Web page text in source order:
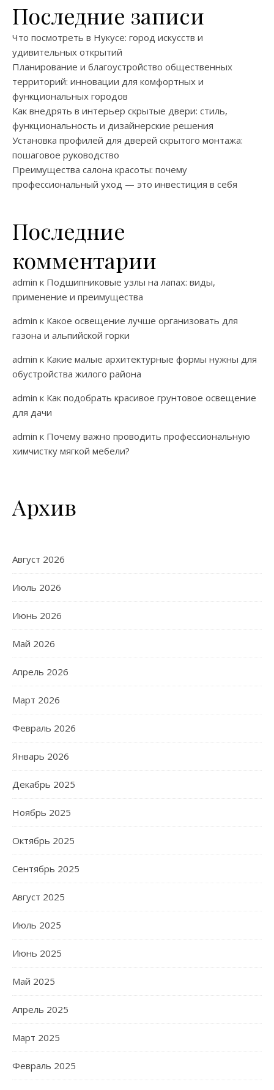
Последние записи
Что посмотреть в Нукусе: город искусств и
удивительных открытий
Планирование и благоустройство общественных
территорий: инновации для комфортных и
функциональных городов
Как внедрять в интерьер скрытые двери: стиль,
функциональность и дизайнерские решения
Установка профилей для дверей скрытого монтажа:
пошаговое руководство
Преимущества салона красоты: почему
профессиональный уход — это инвестиция в себя
Последние
комментарии
admin к Подшипниковые узлы на лапах: виды,
применение и преимущества
admin к Какое освещение лучше организовать для
газона и альпийской горки
admin к Какие малые архитектурные формы нужны для
обустройства жилого района
admin к Как подобрать красивое грунтовое освещение
для дачи
admin к Почему важно проводить профессиональную
химчистку мягкой мебели?
Архив
Август 2026
Июль 2026
Июнь 2026
Май 2026
Апрель 2026
Март 2026
Февраль 2026
Январь 2026
Декабрь 2025
Ноябрь 2025
Октябрь 2025
Сентябрь 2025
Август 2025
Июль 2025
Июнь 2025
Май 2025
Апрель 2025
Март 2025
Февраль 2025